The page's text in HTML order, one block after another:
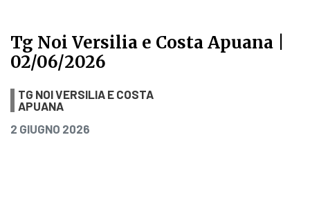
Tg Noi Versilia e Costa Apuana |
02/06/2026
Tg Noi Versilia e Costa Apuana |
TG NOI VERSILIA E COSTA
APUANA
PUBBLICATO IL
2 GIUGNO 2026